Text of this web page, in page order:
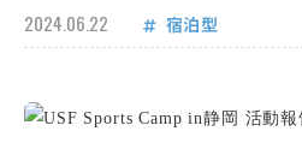
2024.06.22 宿泊型